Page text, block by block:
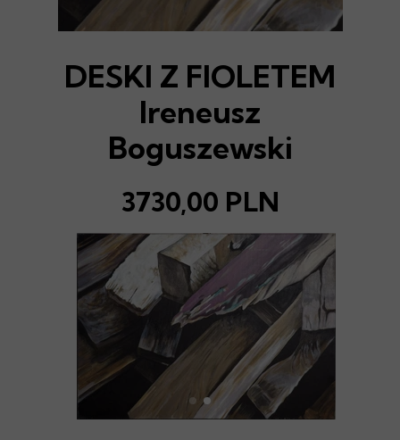
3730,00 PLN
DESKI Z FIOLETEM
Ireneusz
Boguszewski